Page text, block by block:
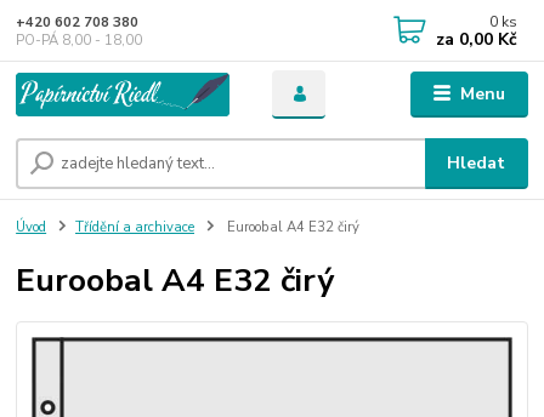
Menu
Hledat
+420 602 708 380
PO-PÁ 8,00 - 18,00
0 ks
za 0,00 Kč
Úvod Třídění a archivace Euroobal A4 E32 čirý
Euroobal A4 E32 čirý